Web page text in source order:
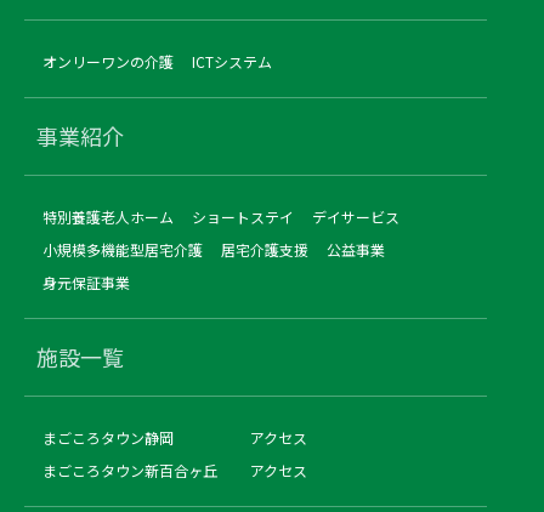
オンリーワンの介護 ICTシステム
事業紹介
特別養護老人ホーム ショートステイ
デイサービス
小規模多機能型居宅介護
居宅介護支援
公益事業
身元保証事業
施設一覧
まごころタウン静岡
アクセス
まごころタウン新百合ヶ丘
アクセス